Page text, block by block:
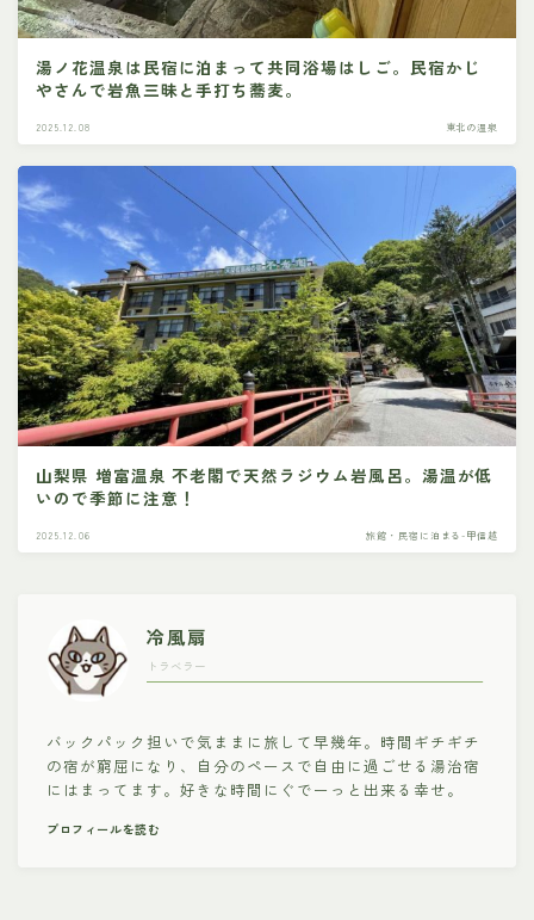
湯ノ花温泉は民宿に泊まって共同浴場はしご。民宿かじ
やさんで岩魚三昧と手打ち蕎麦。
2025.12.08 東北の温泉
山梨県 増富温泉 不老閣で天然ラジウム岩風呂。湯温が低
いので季節に注意！
2025.12.06 旅館・民宿に泊まる-甲信越
冷風扇
トラベラー
バックパック担いで気ままに旅して早幾年。時間ギチギチ
の宿が窮屈になり、自分のペースで自由に過ごせる湯治宿
にはまってます。好きな時間にぐでーっと出来る幸せ。
プロフィールを読む